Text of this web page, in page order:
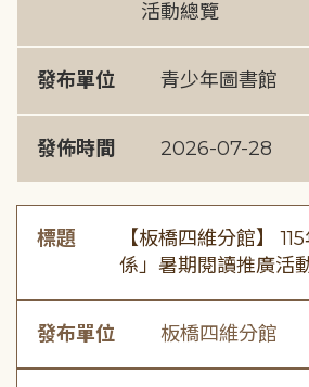
活動總覽
發布單位 青少年圖書館
發佈時間 2026-07-28
標題
【板橋四維分館】
係」暑期閱讀推廣活
發布單位 板橋四維分館